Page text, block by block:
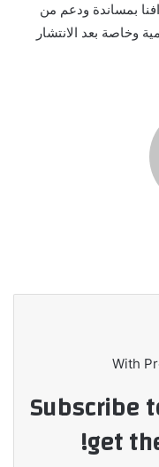
بمساندة ودعم من
وخاصة بعد الانتشار
With
Subscribe
get